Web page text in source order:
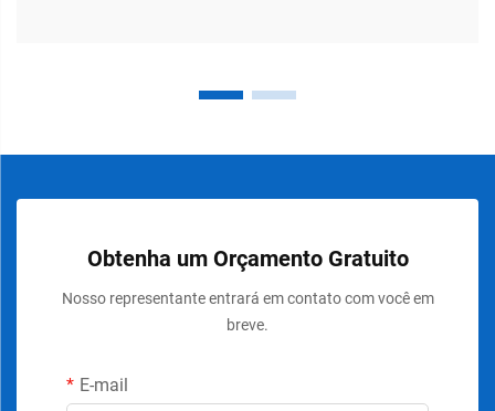
Obtenha um Orçamento Gratuito
Nosso representante entrará em contato com você em
breve.
E-mail